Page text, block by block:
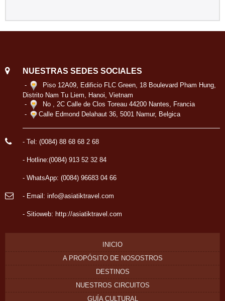
NUESTRAS SEDES SOCIALES
-
Piso 12A09, Edificio FLC Green, 18 Boulevard Pham Hung,
Distrito Nam Tu Liem, Hanoi, Vietnam
-
No , 2C Calle de Clos Toreau 44200 Nantes, Francia
-
Calle Edmond Delahaut 36, 5001 Namur, Belgica
- Tel: (0084) 88 68 68 2 68
- Hotline:(0084) 913 52 32 84
- WhatsApp: (0084) 96683 04 66
- Email: info@asiatiktravel.com
- Sitioweb: http://asiatiktravel.com
INICIO
A PROPÓSITO DE NOSOSTROS
DESTINOS
NUESTROS CIRCUITOS
GUÍA CULTURAL